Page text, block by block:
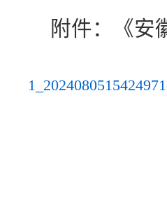
附件：《安